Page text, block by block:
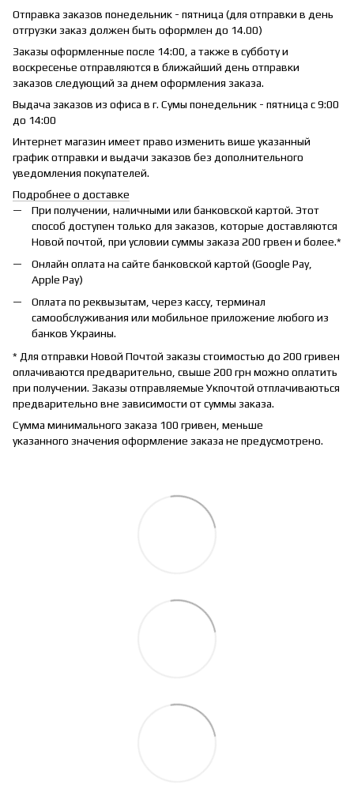
Отправка заказов понедельник - пятница (для отправки в день
отгрузки заказ должен быть оформлен до 14.00)
Заказы оформленные после 14:00, а также в субботу и
воскресенье отправляются в ближайший день отправки
заказов следующий за днем оформления заказа.
Выдача заказов из офиса в г. Сумы понедельник - пятница с 9:00
до 14:00
Интернет магазин имеет право изменить више указанный
график отправки и выдачи заказов без дополнительного
уведомления покупателей.
Подробнее о доставке
При получении, наличными или банковской картой. Этот
способ доступен только для заказов, которые доставляются
Новой почтой, при условии суммы заказа 200 грвен и более.*
Онлайн оплата на сайте банковской картой (Google Pay,
Apple Pay)
Оплата по реквызытам, через кассу, терминал
самообслуживания или мобильное приложение любого из
банков Украины.
* Для отправки Новой Почтой заказы стоимостью до 200 гривен
оплачиваются предварительно, свыше 200 грн можно оплатить
при получении. Заказы отправляемые Укпочтой отплачиваються
предварительно вне зависимости от суммы заказа.
Сумма минимального заказа 100 гривен, меньше
указанного значения оформление заказа не предусмотрено.